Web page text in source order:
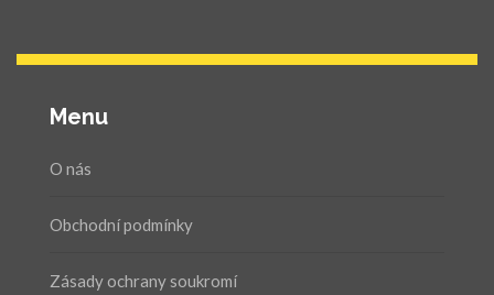
Menu
O nás
Obchodní podmínky
Zásady ochrany soukromí